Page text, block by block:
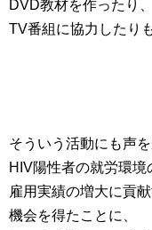
DVD教材を作ったり、
TV番組に協力したりも
そういう活動にも声
HIV陽性者の就労環境
雇用実績の増大に貢
機会を得たことに、